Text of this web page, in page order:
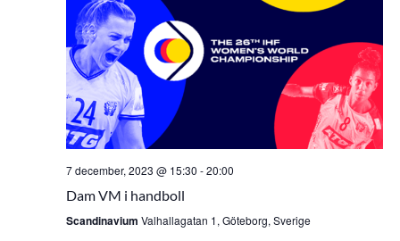
7 december, 2023 @ 15:30 -20:00
Dam VM i handboll
Scandinavium Valhallagatan 1, Göteborg, Sverige